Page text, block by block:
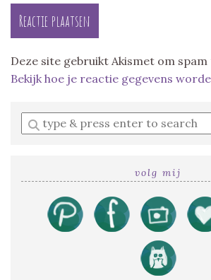
Deze site gebruikt Akismet om
Bekijk hoe je reactie gegevens
Enter
a
volg mij